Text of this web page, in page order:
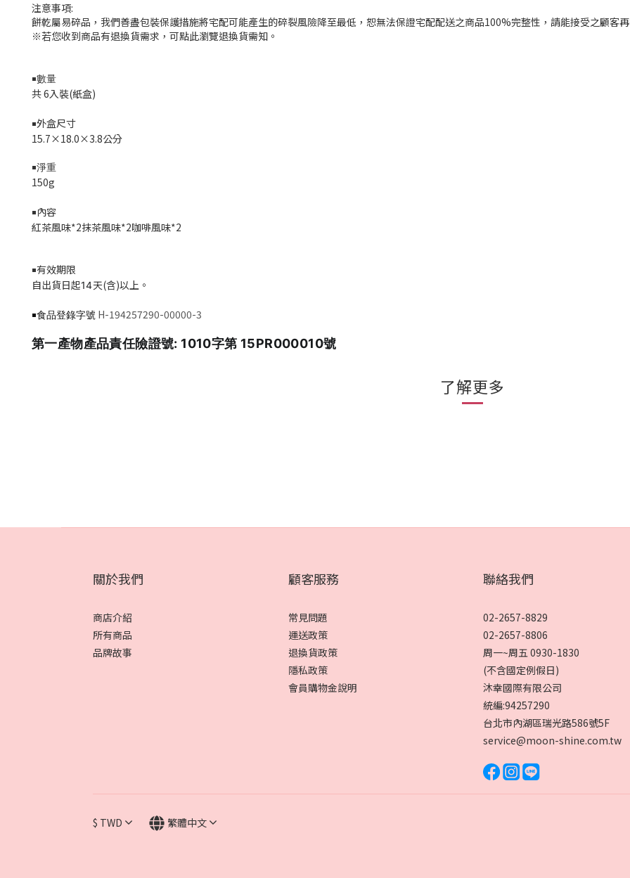
注意事項:
餅乾屬易碎品，我們善盡包裝保護措施將宅配可能產生的碎裂風險降至最低，恕無法保證宅配配送之商品100%完整性，請能接受之顧客再
※若您收到商品有退換貨需求，可點此瀏覽退換貨需知。
￭數量
共 6入裝(紙盒)
￭外盒尺寸
15.7×18.0×3.8公分
￭淨重
150g
￭ 內容
紅茶風味*2抹茶風味*2咖啡風味*2
￭有效期限
自出貨日起14天(含)以上。
￭食品登錄字號 H-194257290-00000-3
第一產物產品責任險證號: 1010字第 15PR000010號
了解更多
關於我們
商店介紹
所有商品
品牌故事
顧客服務
常見問題
運送政策
退換貨政策
隱私政策
會員購物金說明
聯絡我們
02-2657-8829
02-2657-8806
周一~周五 0930-1830
(不含國定例假日)
沐幸國際有限公司
統編:94257290
台北市內湖區瑞光路586號5F
service@moon-shine.com.tw
$ TWD 繁體中文